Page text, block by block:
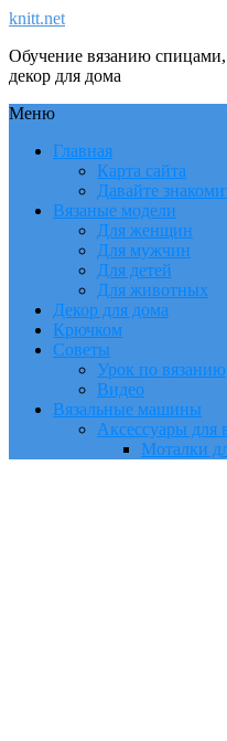
knitt.net
Обучение вязанию
декор для дома
Меню
Главная
Карта сайта
Давайте
Вязаные модели
Для женщин
Для мужчин
Для детей
Для животных
Декор для дома
Крючком
Советы
Урок по вязанию
Видео
Вязальные машины
Аксессуары для
Моталки